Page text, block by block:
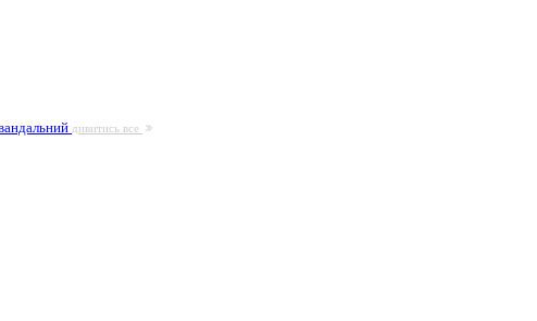
дивитись все